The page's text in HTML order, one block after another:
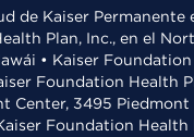
de Kaiser Permanente
Plan, Inc., en el
• Kaiser
Foundation Health
Center, 3495 Piedmont
Foundation Health